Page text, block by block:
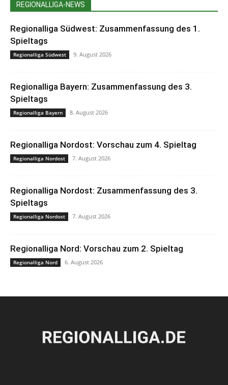
REGIONALLIGA-NEWS
Regionalliga Südwest: Zusammenfassung des 1.
Spieltags
Regionalliga Südwest 9. August 2026
Regionalliga Bayern: Zusammenfassung des 3.
Spieltags
Regionalliga Bayern 8. August 2026
Regionalliga Nordost: Vorschau zum 4. Spieltag
Regionalliga Nordost 7. August 2026
Regionalliga Nordost: Zusammenfassung des 3.
Spieltags
Regionalliga Nordost 7. August 2026
Regionalliga Nord: Vorschau zum 2. Spieltag
Regionalliga Nord 6. August 2026